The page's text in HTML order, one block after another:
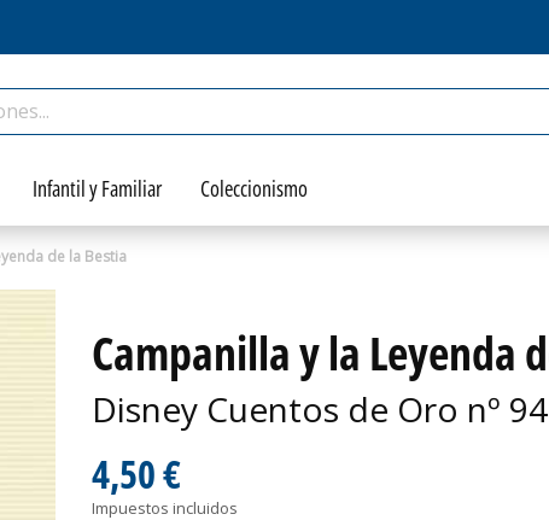
Infantil y Familiar Coleccionismo
de la Bestia
Campanilla y la Leyenda
Disney Cuentos de Oro nº 94
4,50 €
Impuestos incluidos